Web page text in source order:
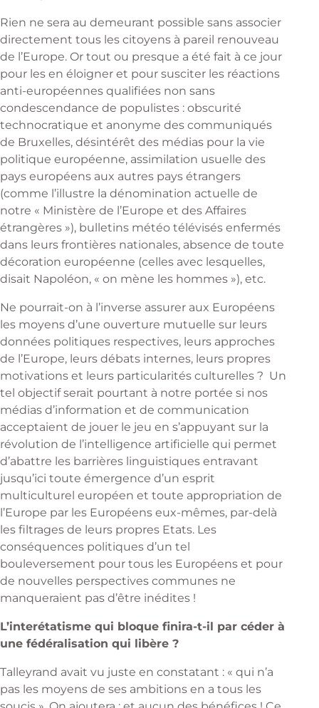
Rien ne sera au demeurant possible sans associer
directement tous les citoyens à pareil renouveau
de l’Europe. Or tout ou presque a été fait à ce jour
pour les en éloigner et pour susciter les réactions
anti-européennes qualifiées non sans
condescendance de populistes : obscurité
technocratique et anonyme des communiqués
de Bruxelles, désintérêt des médias pour la vie
politique européenne, assimilation usuelle des
pays européens aux autres pays étrangers
(comme l’illustre la dénomination actuelle de
notre « Ministère de l’Europe et des Affaires
étrangères »), bulletins météo télévisés enfermés
dans leurs frontières nationales, absence de toute
décoration européenne (celles avec lesquelles,
disait Napoléon, « on mène les hommes »), etc.
Ne pourrait-on à l’inverse assurer aux Européens
les moyens d’une ouverture mutuelle sur leurs
données politiques respectives, leurs approches
de l’Europe, leurs débats internes, leurs propres
motivations et leurs particularités culturelles ? Un
tel objectif serait pourtant à notre portée si nos
médias d’information et de communication
acceptaient de jouer le jeu en s’appuyant sur la
révolution de l’intelligence artificielle qui permet
d’abattre les barrières linguistiques entravant
jusqu’ici toute émergence d’un esprit
multiculturel européen et toute appropriation de
l’Europe par les Européens eux-mêmes, par-delà
les filtrages de leurs propres Etats. Les
conséquences politiques d’un tel
bouleversement pour tous les Européens et pour
de nouvelles perspectives communes ne
manqueraient pas d’être inédites !
L’interétatisme qui bloque finira-t-il par céder à
une fédéralisation qui libère ?
Talleyrand avait vu juste en constatant : « qui n’a
pas les moyens de ses ambitions en a tous les